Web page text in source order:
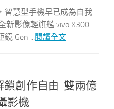
智慧型手機早已成為自我
新影像輕旗艦 vivo X300
Gen ...
閱讀全文
鎖創作自由 雙兩億
影機